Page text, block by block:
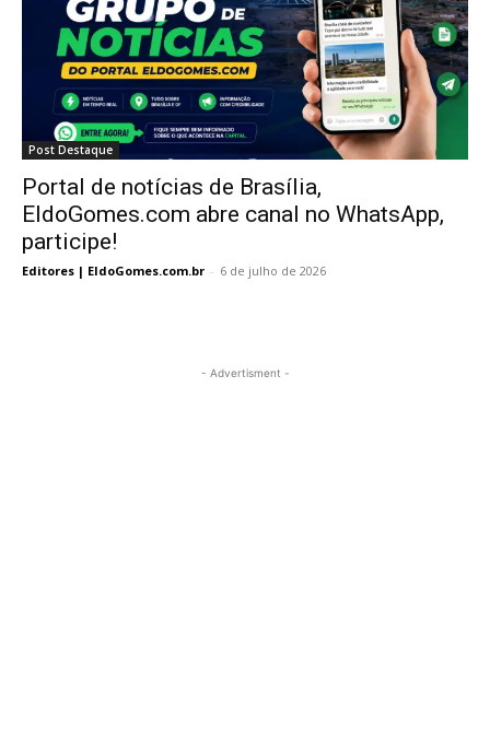
Post Destaque
Portal de notícias de Brasília,
EldoGomes.com abre canal no WhatsApp,
participe!
Editores | EldoGomes.com.br - 6 de julho de 2026
- Advertisment -